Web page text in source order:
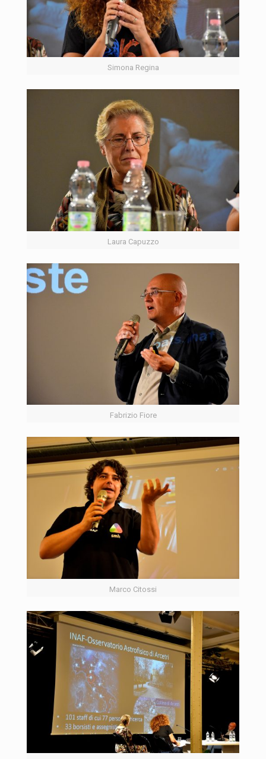
Simona Regina
Laura Capuzzo
Fabrizio Fiore
Marco Citossi